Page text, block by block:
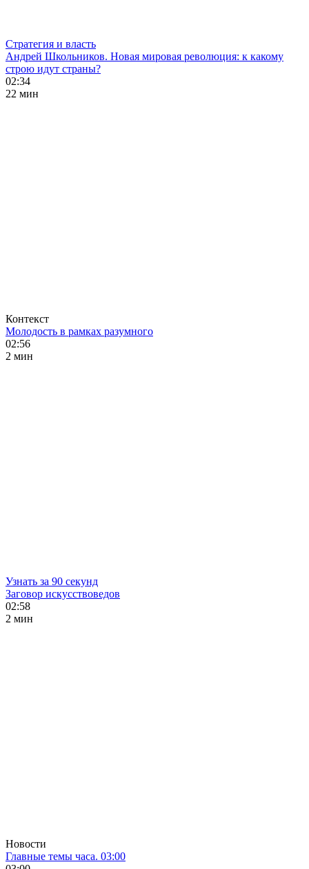
Стратегия и власть
Андрей Школьников. Новая мировая революция: к какому
строю идут страны?
02:34
22 мин
Контекст
Молодость в рамках разумного
02:56
2 мин
Узнать за 90 секунд
Заговор искусствоведов
02:58
2 мин
Новости
Главные темы часа. 03:00